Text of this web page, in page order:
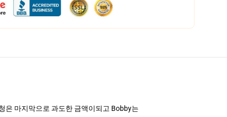
은 마지막으로 과도한 금액이되고 Bobby는